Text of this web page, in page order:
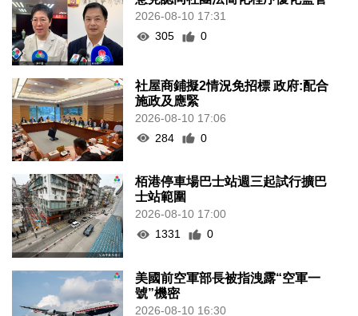
2026-08-10 17:31
305
0
社屋商鋪擬2情況免招標 政府:配合
施政及應緊
2026-08-10 17:06
284
0
栢港停車場巴士站週三起試行擴巴
士站範圍
2026-08-10 17:00
1331
0
美國前空軍部長被指洩露“空軍一
號”機密
2026-08-10 16:30